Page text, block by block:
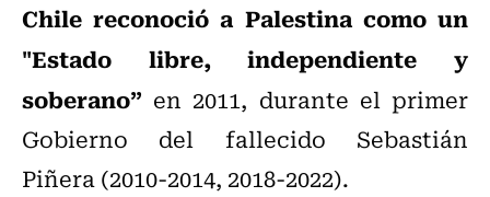
Chile reconoció a Palestina como un
"Estado libre, independiente y
soberano” en 2011, durante el primer
Gobierno del fallecido Sebastián
Piñera (2010-2014, 2018-2022).